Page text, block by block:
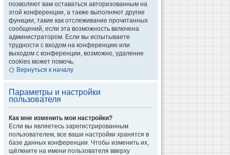
позволяют вам оставаться авторизованным на
этой конференции, а также выполняют другие
функции, такие как отслеживание прочитанных
сообщений, если эта возможность включена
администратором. Если вы испытываете
трудности с входом на конференцию или
выходом с конференции, возможно, удаление
cookies может помочь.
Вернуться к началу
Параметры и настройки
пользователя
Как мне изменить мои настройки?
Если вы являетесь зарегистрированным
пользователем, все ваши настройки хранятся в
базе данных конференции. Чтобы изменить их,
щёлкните на имени пользователя вверху